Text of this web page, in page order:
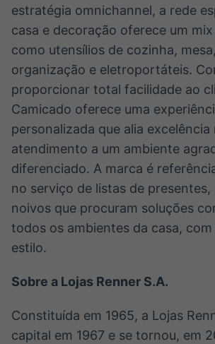
estratégia omnichannel, a rede
casa e decoração oferece um
como utensílios de cozinha,
organização e eletroportáteis.
proporcionar total facilidade ao
Camicado oferece uma
personalizada que alia excelência
atendimento a um ambiente
diferenciado. A marca é
no serviço de listas de presentes,
noivos que procuram soluções
todos os ambientes da casa, com
estilo.
Sobre a Lojas Renner S.A.
Constituída em 1965, a Lojas
capital em 1967 e se tornou, em